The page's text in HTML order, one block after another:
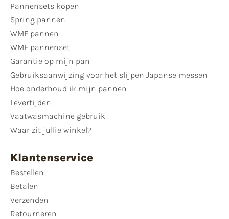
Pannensets kopen
Spring pannen
WMF pannen
WMF pannenset
Garantie op mijn pan
Gebruiksaanwijzing voor het slijpen Japanse messen
Hoe onderhoud ik mijn pannen
Levertijden
Vaatwasmachine gebruik
Waar zit jullie winkel?
Klantenservice
Bestellen
Betalen
Verzenden
Retourneren